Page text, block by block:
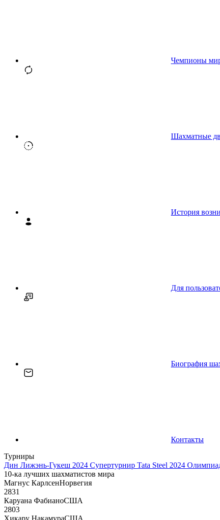
Чемпионы
Шахматные
История
Для
Биография
Контакты
Турниры
Дин Лижэнь-Гукеш 2024 Супертурнир Tata Steel 2024
10-ка лучших шахматистов мира
Магнус КарлсенНорвегия
2831
Каруана ФабианоСША
2803
Хикару НакамураСША